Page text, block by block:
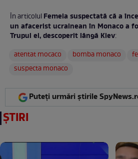
În articolulFemeia suspectată că a
un afacerist ucrainean în Monaco a
Trupul ei, descoperit lângă Kiev:
atentat mocaco
bomba monaco
suspecta monaco
Puteți urmări știrile
ȘTIRI